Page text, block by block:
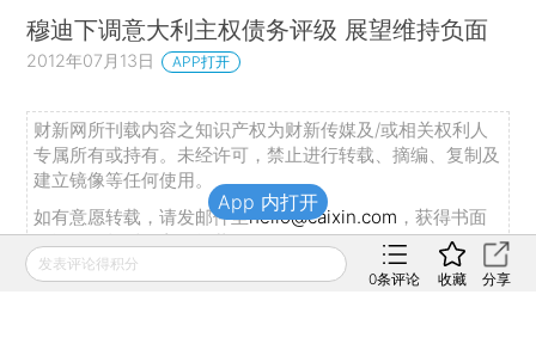
穆迪下调意大利主权债务评级 展望维持负面
2012年07月13日 APP打开
财新网所刊载内容之知识产权为财新传媒及/或相关权利人
专属所有或持有。未经许可，禁止进行转载、摘编、复制及
建立镜像等任何使用。
如有意愿转载，请发邮件至hello@caixin.com ，获得书面
确认及授权后，方可转载。
发表评论得积分
0条评论 收藏 分享
App 内打开